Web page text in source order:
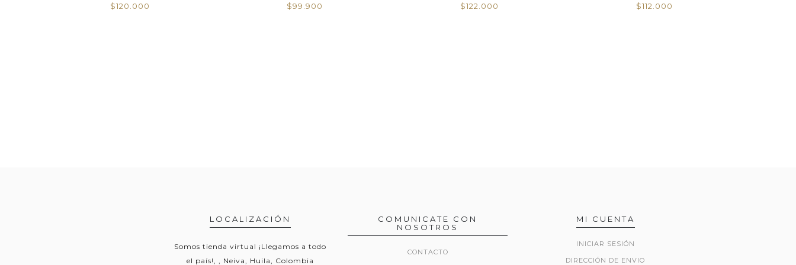
$135.000 $95.000 $65.000 $140.000
LOCALIZACIÓN
Somos tienda virtual ¡Llegamos a todo
el país!, , Neiva, Huila, Colombia
COMUNICATE CON
NOSOTROS
CONTACTO
MI CUENTA
INICIAR SESIÓN
DIRECCIÓN DE ENVIO